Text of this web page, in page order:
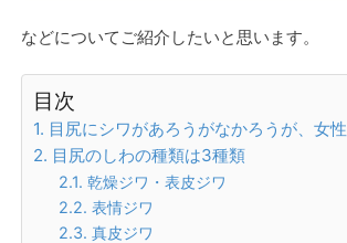
などについてご紹介したいと思います。
目次
目尻にシワがあろうがなかろうが、女
目尻のしわの種類は3種類
乾燥ジワ・表皮ジワ
表情ジワ
真皮ジワ